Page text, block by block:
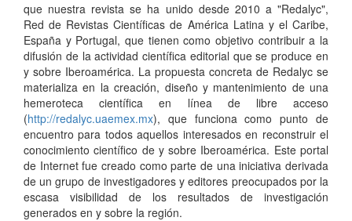
que nuestra revista se ha unido desde 2010 a "Redalyc",
Red de Revistas Científicas de América Latina y el Caribe,
España y Portugal, que tienen como objetivo contribuir a la
difusión de la actividad científica editorial que se produce en
y sobre Iberoamérica. La propuesta concreta de Redalyc se
materializa en la creación, diseño y mantenimiento de una
hemeroteca científica en línea de libre acceso
(http://redalyc.uaemex.mx), que funciona como punto de
encuentro para todos aquellos interesados en reconstruir el
conocimiento científico de y sobre Iberoamérica. Este portal
de Internet fue creado como parte de una iniciativa derivada
de un grupo de investigadores y editores preocupados por la
escasa visibilidad de los resultados de investigación
generados en y sobre la región.